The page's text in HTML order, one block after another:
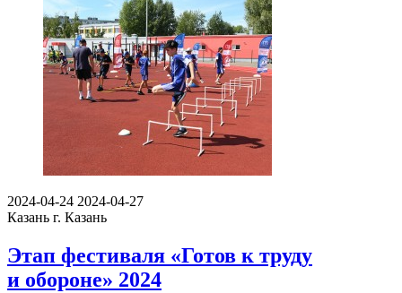
2024-04-24 2024-04-27
Казань г. Казань
Этап фестиваля «Готов к труду
и обороне» 2024